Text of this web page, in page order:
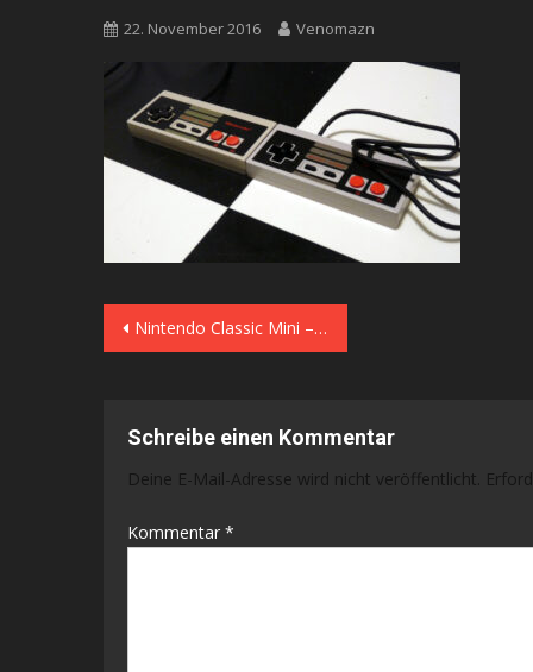
22. November 2016 Venomazn
Beitragsnavigation
Nintendo Classic Mini – endlich habe ich sie bekommen
Schreibe einen Kommentar
Deine E-Mail-Adresse wird nicht veröffentlicht.
Kommentar *